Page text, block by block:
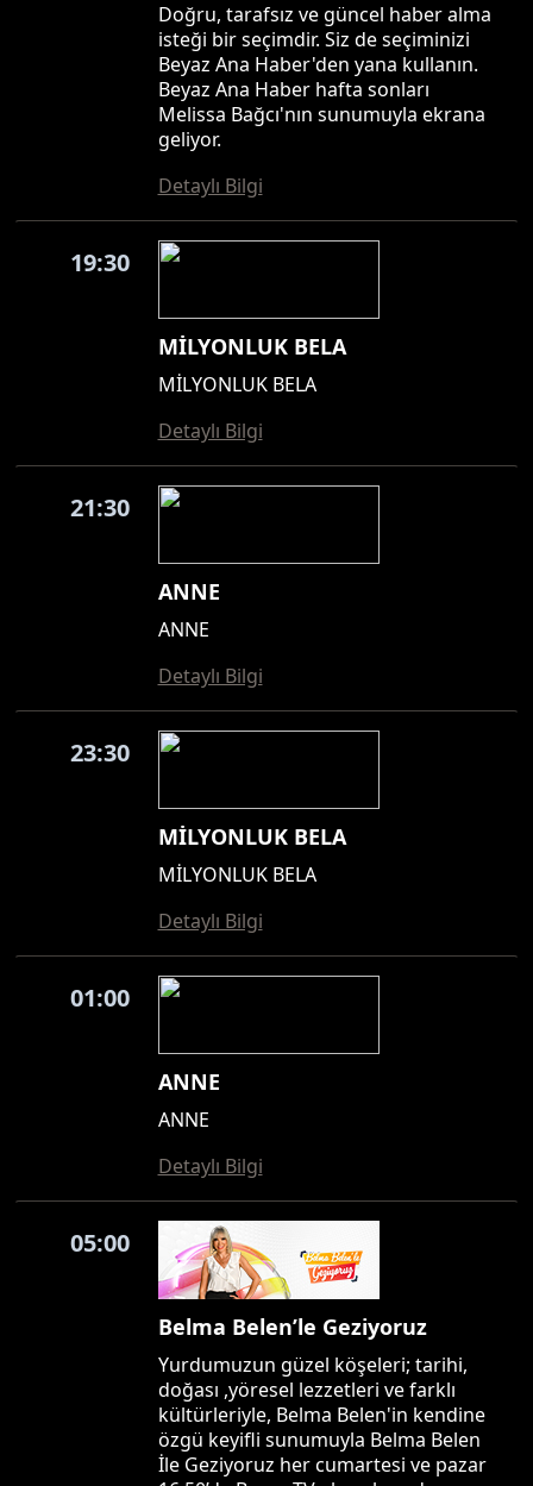
Doğru, tarafsız ve güncel haber alma
isteği bir seçimdir. Siz de seçiminizi
Beyaz Ana Haber'den yana kullanın.
Beyaz Ana Haber hafta sonları
Melissa Bağcı'nın sunumuyla ekrana
geliyor.
Detaylı Bilgi
19:30
MİLYONLUK BELA
MİLYONLUK BELA
Detaylı Bilgi
21:30
ANNE
ANNE
Detaylı Bilgi
23:30
MİLYONLUK BELA
MİLYONLUK BELA
Detaylı Bilgi
01:00
ANNE
ANNE
Detaylı Bilgi
05:00
Belma Belen’le Geziyoruz
Yurdumuzun güzel köşeleri; tarihi,
doğası ,yöresel lezzetleri ve farklı
kültürleriyle, Belma Belen'in kendine
özgü keyifli sunumuyla Belma Belen
İle Geziyoruz her cumartesi ve pazar